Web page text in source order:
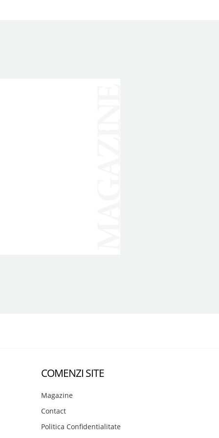
COMENZI SITE
Magazine
Contact
Politica Confidentialitate